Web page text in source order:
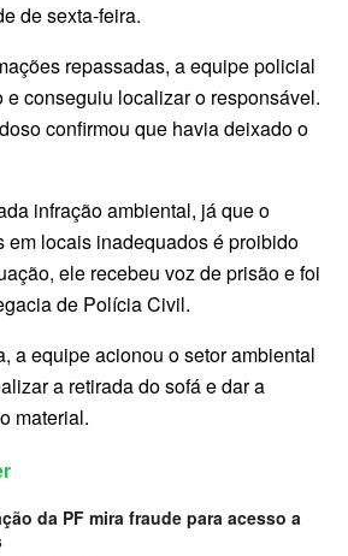
de sexta-feira.
repassadas, a equipe policial
e conseguiu localizar o responsável.
confirmou que havia deixado o
infração ambiental, já que o
em locais inadequados é proibido
ele recebeu voz de prisão e foi
de Polícia Civil.
a equipe acionou o setor ambiental
a retirada do sofá e dar a
material.
da PF mira fraude para acesso a